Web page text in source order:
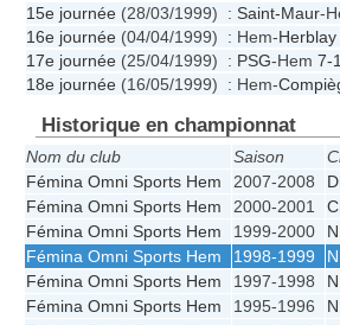
15e journée (28/03/1999) : Saint-Maur-
16e journée (04/04/1999) : Hem-Herblay
17e journée (25/04/1999) : PSG-Hem 7-1
18e journée (16/05/1999) : Hem-
Historique en championnat
Nom du club Saison
Fémina Omni Sports Hem
2007-2008
Fémina Omni Sports Hem
2000-2001
Fémina Omni Sports Hem
1999-2000
Fémina Omni Sports Hem
1998-1999
Fémina Omni Sports Hem
1997-1998
Fémina Omni Sports Hem
1995-1996